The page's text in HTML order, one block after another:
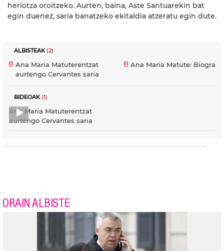
heriotza oroitzeko. Aurten, baina, Aste Santuarekin bat
egin duenez, saria banatzeko ekitaldia atzeratu egin dute.
ALBISTEAK(2)
Ana Maria Matuterentzat
aurtengo Cervantes saria
Ana Maria Matute: Biografia
BIDEOAK(1)
Ana Maria Matuterentzat
aurtengo Cervantes saria
ORAIN ALBISTE